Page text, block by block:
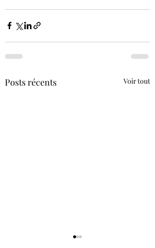
Posts récents Voir tout